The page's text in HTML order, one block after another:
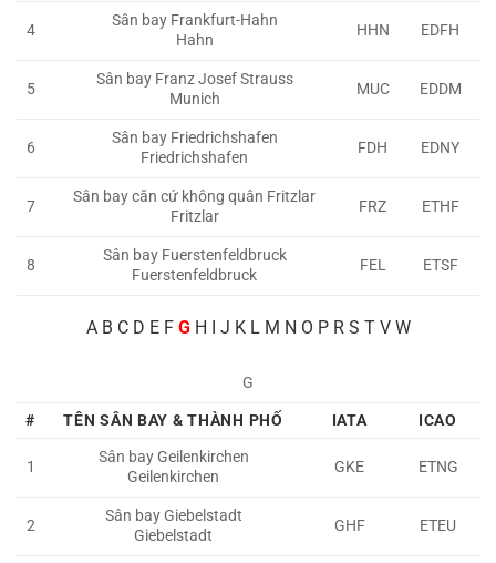
4
Sân bay Frankfurt-Hahn
Hahn
HHN EDFH
5
Sân bay Franz Josef Strauss
Munich
MUC EDDM
6
Sân bay Friedrichshafen
Friedrichshafen
FDH EDNY
7
Sân bay căn cứ không quân Fritzlar
Fritzlar
FRZ ETHF
8
Sân bay Fuerstenfeldbruck
Fuerstenfeldbruck
FEL ETSF
A B C D E F G H I J K L M N O P R S T V W
G
#
TÊN SÂN BAY & THÀNH PHỐ IATA ICAO
1
Sân bay Geilenkirchen
Geilenkirchen
GKE ETNG
2
Sân bay Giebelstadt
Giebelstadt
GHF ETEU